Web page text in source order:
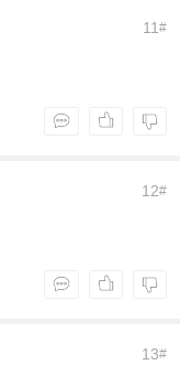
11#
12#
13#